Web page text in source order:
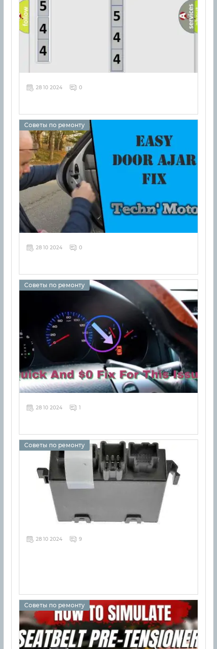
28 10 2024 0
Советы по ремонту
28 10 2024 0
Советы по ремонту
28 10 2024 1
Советы по ремонту
28 10 2024 9
Советы по ремонту